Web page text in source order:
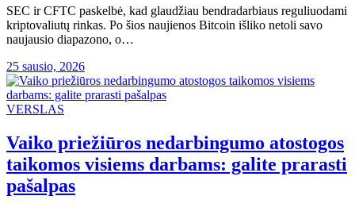
SEC ir CFTC paskelbė, kad glaudžiau bendradarbiaus reguliuodami
kriptovaliutų rinkas. Po šios naujienos Bitcoin išliko netoli savo
naujausio diapazono, o…
25 sausio, 2026
VERSLAS
Vaiko priežiūros nedarbingumo atostogos
taikomos visiems darbams: galite prarasti
pašalpas